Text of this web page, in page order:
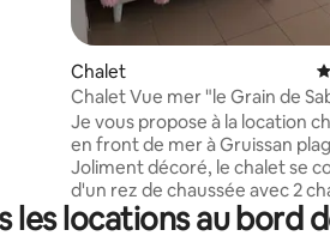
Chalet
Chalet Vue mer "le Grain de
Je vous propose à la location
en front de mer à Gruissan
Joliment décoré, le chalet se
d'un rez de chaussée avec 2
salle d'eau, wc indépendant et
salon cuisine, 2 chambres , wc
les locations au bord